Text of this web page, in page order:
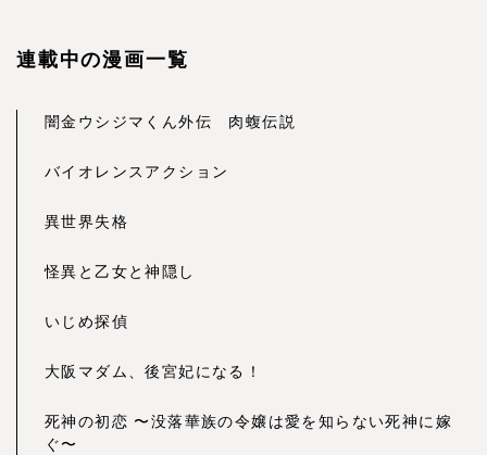
連載中の漫画一覧
闇金ウシジマくん外伝 肉蝮伝説
バイオレンスアクション
異世界失格
怪異と乙女と神隠し
いじめ探偵
大阪マダム、後宮妃になる！
死神の初恋 〜没落華族の令嬢は愛を知らない死神に嫁
ぐ〜